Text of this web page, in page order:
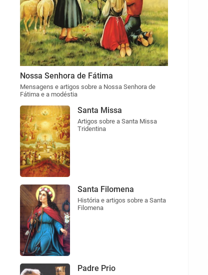
Nossa Senhora de Fátima
Mensagens e artigos sobre a Nossa Senhora de
Fátima e a modéstia
Santa Missa
Artigos sobre a Santa Missa
Tridentina
Santa Filomena
História e artigos sobre a Santa
Filomena
Padre Prio